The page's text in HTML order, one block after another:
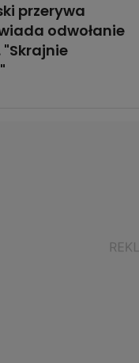
przerywa
odwołanie